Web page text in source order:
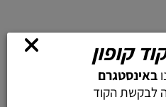
קופון
באינסטגרם
לבקשת הקוד